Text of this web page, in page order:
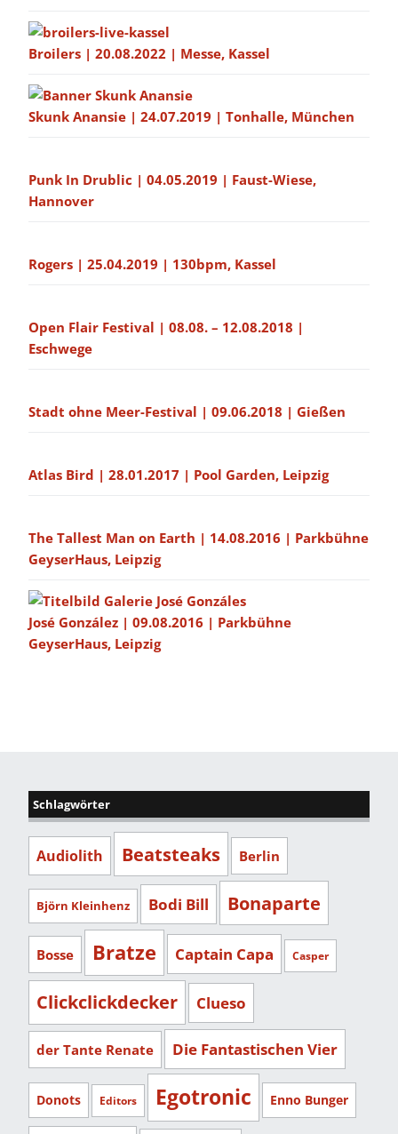
Broilers | 20.08.2022 | Messe, Kassel
Skunk Anansie | 24.07.2019 | Tonhalle, München
Punk In Drublic | 04.05.2019 | Faust-Wiese,
Hannover
Rogers | 25.04.2019 | 130bpm, Kassel
Open Flair Festival | 08.08. – 12.08.2018 |
Eschwege
Stadt ohne Meer-Festival | 09.06.2018 | Gießen
Atlas Bird | 28.01.2017 | Pool Garden, Leipzig
The Tallest Man on Earth | 14.08.2016 | Parkbühne
GeyserHaus, Leipzig
José González | 09.08.2016 | Parkbühne
GeyserHaus, Leipzig
Schlagwörter
Audiolith Beatsteaks Berlin
Björn Kleinhenz Bodi Bill Bonaparte
Bosse Bratze Captain Capa Casper
Clickclickdecker Clueso
der Tante Renate Die Fantastischen Vier
Donots Editors Egotronic Enno Bunger